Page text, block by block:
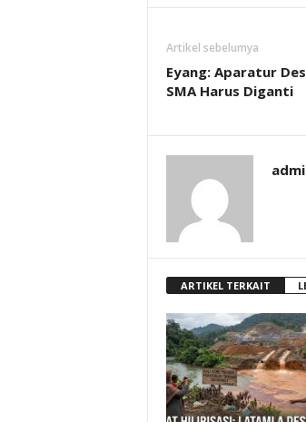
Artikel sebelumya
Eyang: Aparatur
SMA Harus Diganti
ARTIKEL TERKAIT